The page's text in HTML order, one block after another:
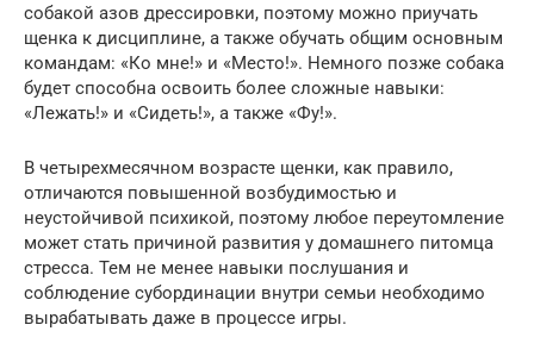
собакой азов дрессировки, поэтому можно приучать
щенка к дисциплине, а также обучать общим основным
командам: «Ко мне!» и «Место!». Немного позже собака
будет способна освоить более сложные навыки:
«Лежать!» и «Сидеть!», а также «Фу!».
В четырехмесячном возрасте щенки, как правило,
отличаются повышенной возбудимостью и
неустойчивой психикой, поэтому любое переутомление
может стать причиной развития у домашнего питомца
стресса. Тем не менее навыки послушания и
соблюдение субординации внутри семьи необходимо
вырабатывать даже в процессе игры.